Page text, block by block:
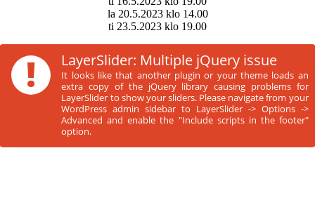
la 20.5.2023 klo 14.00
ti 23.5.2023 klo 19.00
! LayerSlider: Multiple jQuery issue
It looks like that another plugin or your theme loads an
extra copy of the jQuery library causing problems for
LayerSlider to show your sliders. Please navigate from your
WordPress admin sidebar to LayerSlider -> Options ->
Advanced and enable the "Include scripts in the footer"
option.